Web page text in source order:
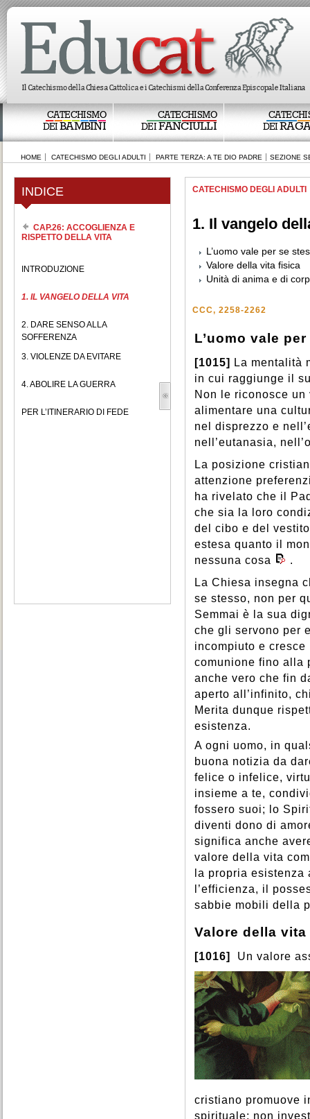
CATECHISMO
DEIBAMBINI
CATECHISMO
DEIFANCIULLI
DEI
HOME CATECHISMO DEGLI ADULTI PARTE TERZA: A TE DIO PADRE SEZIONE
INDICE
CAP.26: ACCOGLIENZA E
RISPETTO DELLA VITA
INTRODUZIONE
1. IL VANGELO DELLA VITA
2. DARE SENSO ALLA
SOFFERENZA
3. VIOLENZE DA EVITARE
4. ABOLIRE LA GUERRA
PER L’ITINERARIO DI FEDE
CATECHISMO DEGLI ADULTI
1. Il vangelo
L’uomo vale per se
Valore della vita fisica
Unità di anima e di
CCC, 2258-2262
L’uomo vale
[1015]
La mentalità
in cui raggiunge il
Non le riconosce
alimentare una
nel disprezzo e
nell’eutanasia,
La posizione
attenzione
ha rivelato che il
che sia la loro
del cibo e del
estesa quanto il
nessuna cosa
.
La Chiesa insegna
se stesso, non per
Semmai è la sua
che gli servono per
incompiuto e
comunione fino alla
anche vero che fin
aperto all’infinito,
Merita dunque
esistenza.
A ogni uomo, in
buona notizia da
felice o infelice,
insieme a te,
fossero suoi; lo
diventi dono di
significa anche
valore della vita
la propria
l’efficienza, il
sabbie mobili della
Valore della
[1016] Un valore
cristiano promuove
spirituale; non